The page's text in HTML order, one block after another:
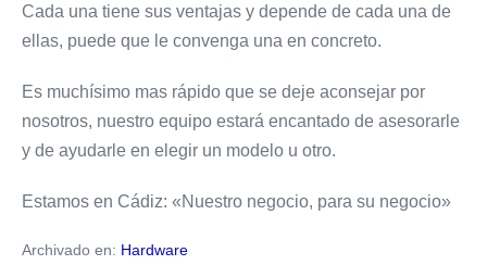
Cada una tiene sus ventajas y depende de cada una de
ellas, puede que le convenga una en concreto.
Es muchísimo mas rápido que se deje aconsejar por
nosotros, nuestro equipo estará encantado de asesorarle
y de ayudarle en elegir un modelo u otro.
Estamos en Cádiz: «Nuestro negocio, para su negocio»
Archivado en: Hardware